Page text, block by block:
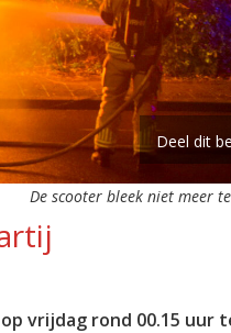
Deel dit
De scooter bleek niet meer
vrijdag rond 00.15 uur